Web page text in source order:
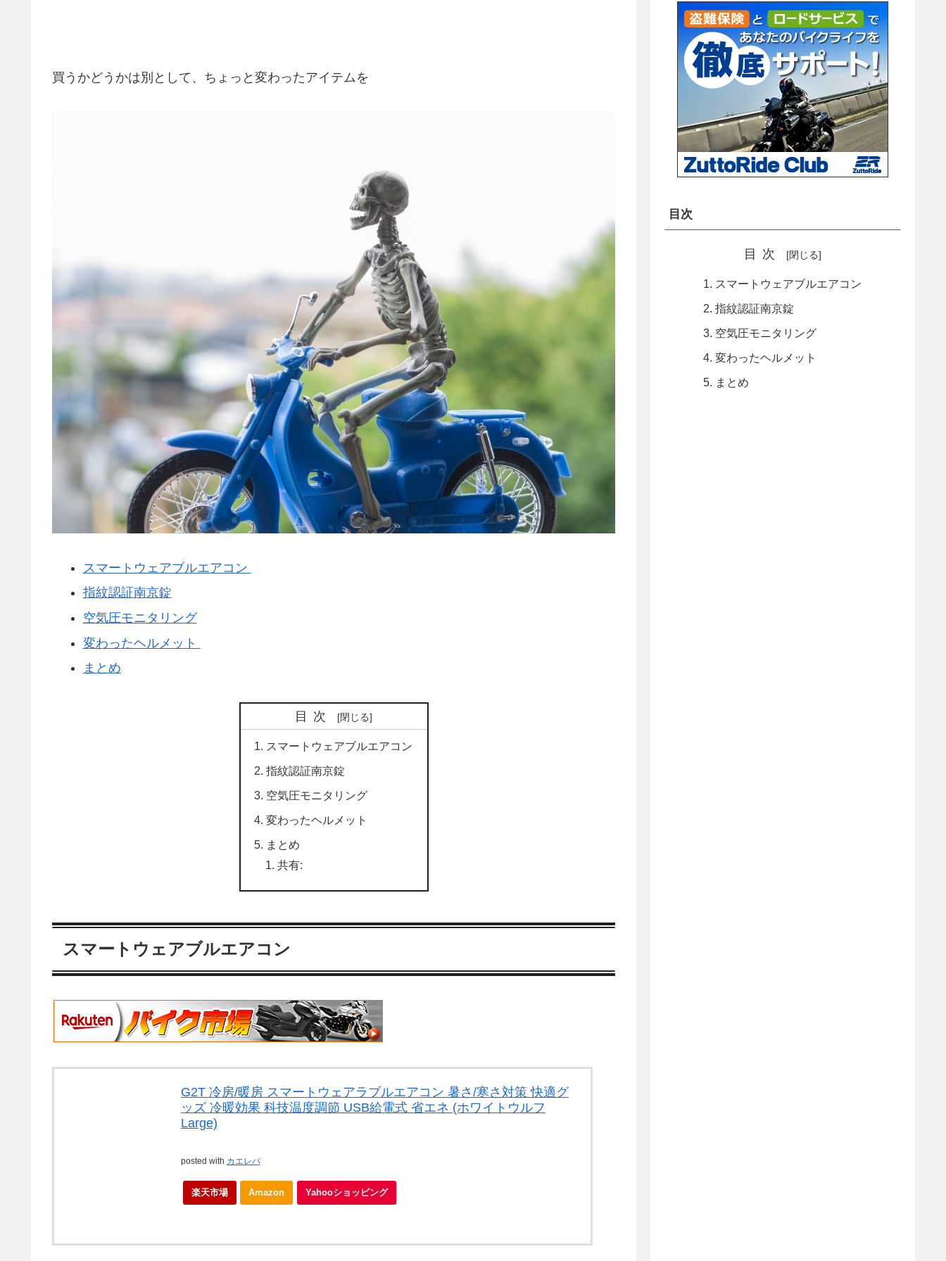
買うかどうかは別として、ちょっと変わったアイテムを
スマートウェアブルエアコン
指紋認証南京錠
空気圧モニタリング
変わったヘルメット
まとめ
目次
スマートウェアブルエアコン
指紋認証南京錠
空気圧モニタリング
変わったヘルメット
まとめ
共有:
スマートウェアブルエアコン
G2T 冷房/暖房 スマートウェアラブルエアコン 暑さ/寒さ対策 快適グ
ッズ 冷暖効果 科技温度調節 USB給電式 省エネ (ホワイトウルフ
Large)
posted with カエレバ
楽天市場 Amazon Yahooショッピング
目次
目次
スマートウェアブルエアコン
指紋認証南京錠
空気圧モニタリング
変わったヘルメット
まとめ